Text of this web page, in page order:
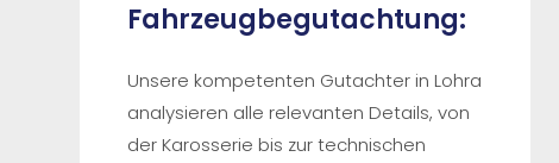
Fahrzeugbegutachtung:
Unsere kompetenten Gutachter in Lohra
analysieren alle relevanten Details, von
der Karosserie bis zur technischen